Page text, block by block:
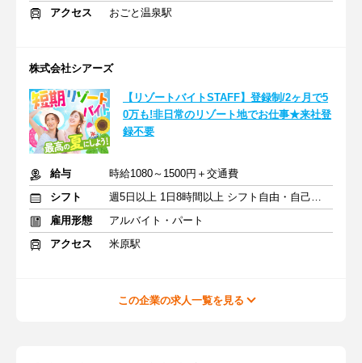
アクセス
おごと温泉駅
株式会社シアーズ
【リゾートバイトSTAFF】登録制/2ヶ月で5
0万も!非日常のリゾート地でお仕事★来社登
録不要
給与
時給1080～1500円＋交通費
シフト
週5日以上 1日8時間以上 シフト自由・自己申告
雇用形態
アルバイト・パート
アクセス
米原駅
この企業の求人一覧を見る